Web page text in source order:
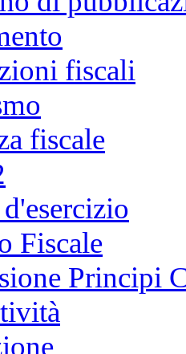
fiscali
fiscale
Fiscale
Principi